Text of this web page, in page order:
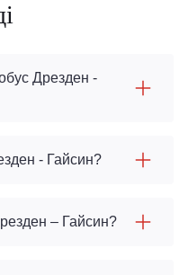
Дрезден -
- Гайсин?
– Гайсин?